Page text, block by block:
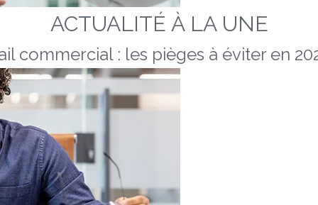
ACTUALITÉ À LA UNE
commercial : les pièges à éviter en